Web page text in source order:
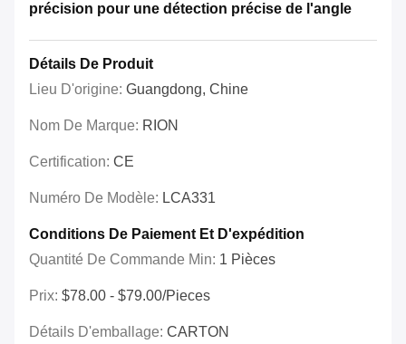
précision pour une détection précise de l'angle
Détails De Produit
Lieu D'origine: Guangdong, Chine
Nom De Marque: RION
Certification: CE
Numéro De Modèle: LCA331
Conditions De Paiement Et D'expédition
Quantité De Commande Min: 1 Pièces
Prix: $78.00 - $79.00/Pieces
Détails D'emballage: CARTON